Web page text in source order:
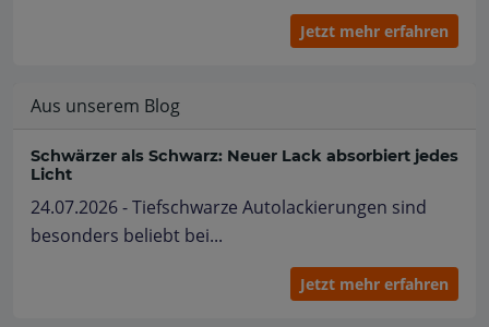
Jetzt mehr erfahren
Aus unserem Blog
Schwärzer als Schwarz: Neuer Lack absorbiert jedes
Licht
24.07.2026 - Tiefschwarze Autolackierungen sind
besonders beliebt bei...
Jetzt mehr erfahren